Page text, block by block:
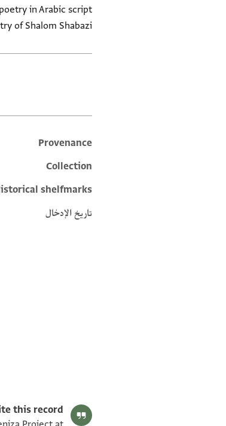
of Shalom Shabazi.
metadata
Provenance
Collection
shelfmarks
تاريخ الإدخال
this record: